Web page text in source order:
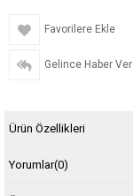
Favorilere Ekle
Gelince Haber Ver
Ürün Özellikleri
Yorumlar(0)